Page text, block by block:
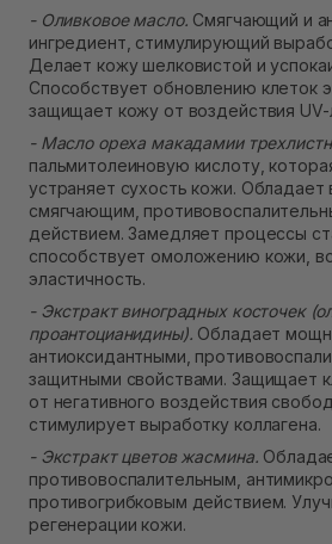
- Оливковое масло. Смягчающий и
ингредиент, стимулирующий
Делает кожу шелковистой и
Способствует обновлению клеток
защищает кожу от воздействия UV-
- Масло ореха макадамии
пальмитолеиновую кислоту,
устраняет сухость кожи. Обладает
смягчающим,
действием. Замедляет процессы
способствует омоложению кожи,
эластичность.
- Экстракт виноградных косточек
проантоцианидины). Обладает
антиоксидантными,
защитными свойствами. Защищает
от негативного воздействия
стимулирует выработку коллагена.
- Экстракт цветов жасмина.
противовоспалительным,
противогрибковым действием.
регенерации кожи.